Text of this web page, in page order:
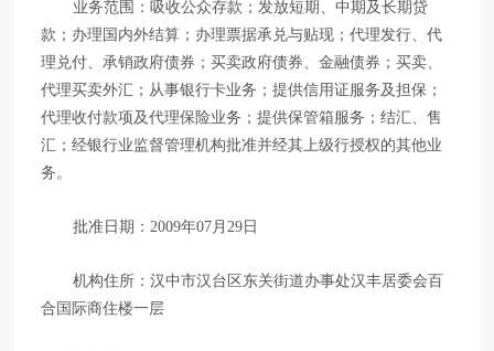
业务范围：吸收公众存款；发放短期、中期及长期贷
款；办理国内外结算；办理票据承兑与贴现；代理发行、代
理兑付、承销政府债券；买卖政府债券、金融债券；买卖、
代理买卖外汇；从事银行卡业务；提供信用证服务及担保；
代理收付款项及代理保险业务；提供保管箱服务；结汇、售
汇；经银行业监督管理机构批准并经其上级行授权的其他业
务。
批准日期：2009年07月29日
机构住所：汉中市汉台区东关街道办事处汉丰居委会百
合国际商住楼一层